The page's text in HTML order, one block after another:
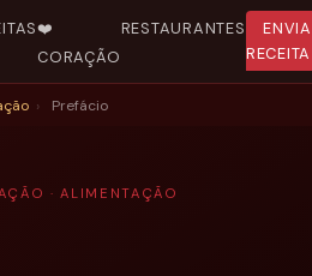
❤️
CORAÇÃO
RESTAURANTES
RECEITA
› Prefácio
· ALIMENTAÇÃO